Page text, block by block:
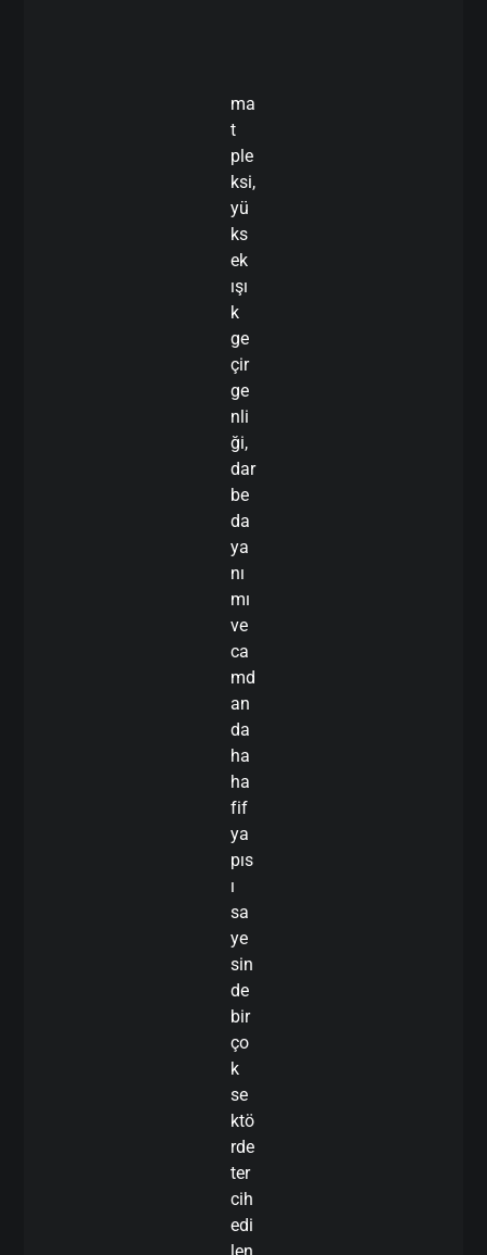
ma
t
ple
ksi,
yü
ks
ek
ışı
k
ge
çir
ge
nli
ği,
dar
be
da
ya
nı
mı
ve
ca
md
an
da
ha
ha
fif
ya
pıs
ı
sa
ye
sin
de
bir
ço
k
se
ktö
rde
ter
cih
edi
len